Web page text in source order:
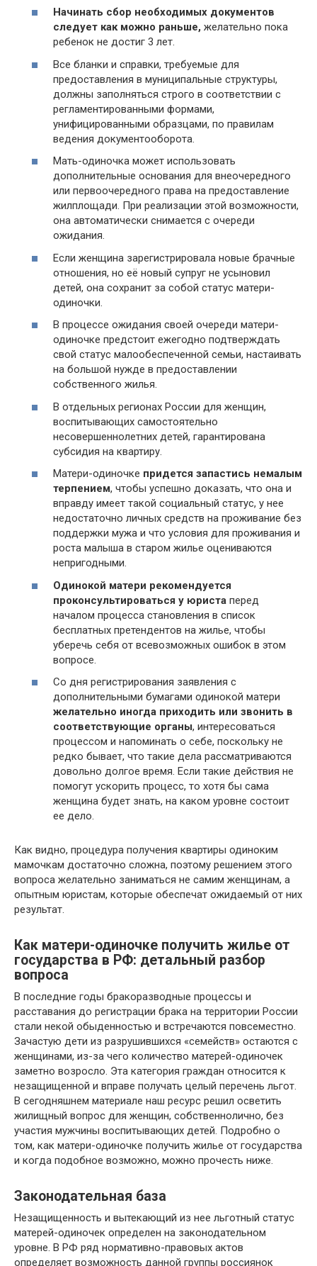
Начинать сбор необходимых документов
следует как можно раньше, желательно пока
ребенок не достиг 3 лет.
Все бланки и справки, требуемые для
предоставления в муниципальные структуры,
должны заполняться строго в соответствии с
регламентированными формами,
унифицированными образцами, по правилам
ведения документооборота.
Мать-одиночка может использовать
дополнительные основания для внеочередного
или первоочередного права на предоставление
жилплощади. При реализации этой возможности,
она автоматически снимается с очереди
ожидания.
Если женщина зарегистрировала новые брачные
отношения, но её новый супруг не усыновил
детей, она сохранит за собой статус матери-
одиночки.
В процессе ожидания своей очереди матери-
одиночке предстоит ежегодно подтверждать
свой статус малообеспеченной семьи, настаивать
на большой нужде в предоставлении
собственного жилья.
В отдельных регионах России для женщин,
воспитывающих самостоятельно
несовершеннолетних детей, гарантирована
субсидия на квартиру.
Матери-одиночке придется запастись немалым
терпением, чтобы успешно доказать, что она и
вправду имеет такой социальный статус, у нее
недостаточно личных средств на проживание без
поддержки мужа и что условия для проживания и
роста малыша в старом жилье оцениваются
непригодными.
Одинокой матери рекомендуется
проконсультироваться у юриста перед
началом процесса становления в список
бесплатных претендентов на жилье, чтобы
уберечь себя от всевозможных ошибок в этом
вопросе.
Со дня регистрирования заявления с
дополнительными бумагами одинокой матери
желательно иногда приходить или звонить в
соответствующие органы, интересоваться
процессом и напоминать о себе, поскольку не
редко бывает, что такие дела рассматриваются
довольно долгое время. Если такие действия не
помогут ускорить процесс, то хотя бы сама
женщина будет знать, на каком уровне состоит
ее дело.
Как видно, процедура получения квартиры одиноким
мамочкам достаточно сложна, поэтому решением этого
вопроса желательно заниматься не самим женщинам, а
опытным юристам, которые обеспечат ожидаемый от них
результат.
Как матери-одиночке получить жилье от
государства в РФ: детальный разбор
вопроса
В последние годы бракоразводные процессы и
расставания до регистрации брака на территории России
стали некой обыденностью и встречаются повсеместно.
Зачастую дети из разрушившихся «семейств» остаются с
женщинами, из-за чего количество матерей-одиночек
заметно возросло. Эта категория граждан относится к
незащищенной и вправе получать целый перечень льгот.
В сегодняшнем материале наш ресурс решил осветить
жилищный вопрос для женщин, собственнолично, без
участия мужчины воспитывающих детей. Подробно о
том, как матери-одиночке получить жилье от государства
и когда подобное возможно, можно прочесть ниже.
Законодательная база
Незащищенность и вытекающий из нее льготный статус
матерей-одиночек определен на законодательном
уровне. В РФ ряд нормативно-правовых актов
определяет возможность данной группы россиянок